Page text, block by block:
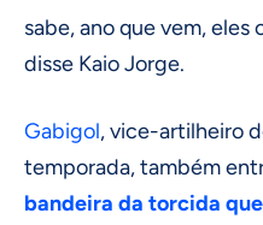
sabe, ano que vem, eles
disse Kaio Jorge.
Gabigol, vice-artilheiro
temporada, também
bandeira da torcida